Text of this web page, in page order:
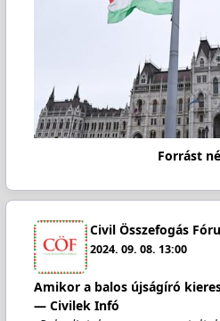
Forrást
Civil Összefogás
2024. 09. 08. 13:00
Amikor a balos újságíró
— Civilek Infó